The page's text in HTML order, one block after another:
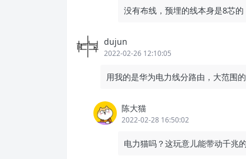
没有布线，预埋的线本身是8芯
dujun
2022-02-26 12:10:05
用我的是华为电力线分路由，大范围的
陈大猫
2022-02-28 16:50:02
电力猫吗？这玩意儿能带动千兆